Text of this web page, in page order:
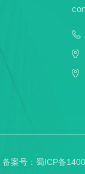
备案号： 蜀ICP备